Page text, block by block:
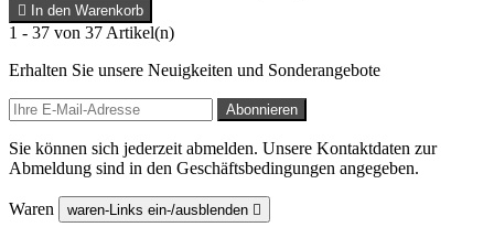
 In den Warenkorb
1 - 37 von 37 Artikel(n)
Erhalten Sie unsere Neuigkeiten und Sonderangebote
Sie können sich jederzeit abmelden. Unsere Kontaktdaten zur
Abmeldung sind in den Geschäftsbedingungen angegeben.
Waren waren-Links ein-/ausblenden 